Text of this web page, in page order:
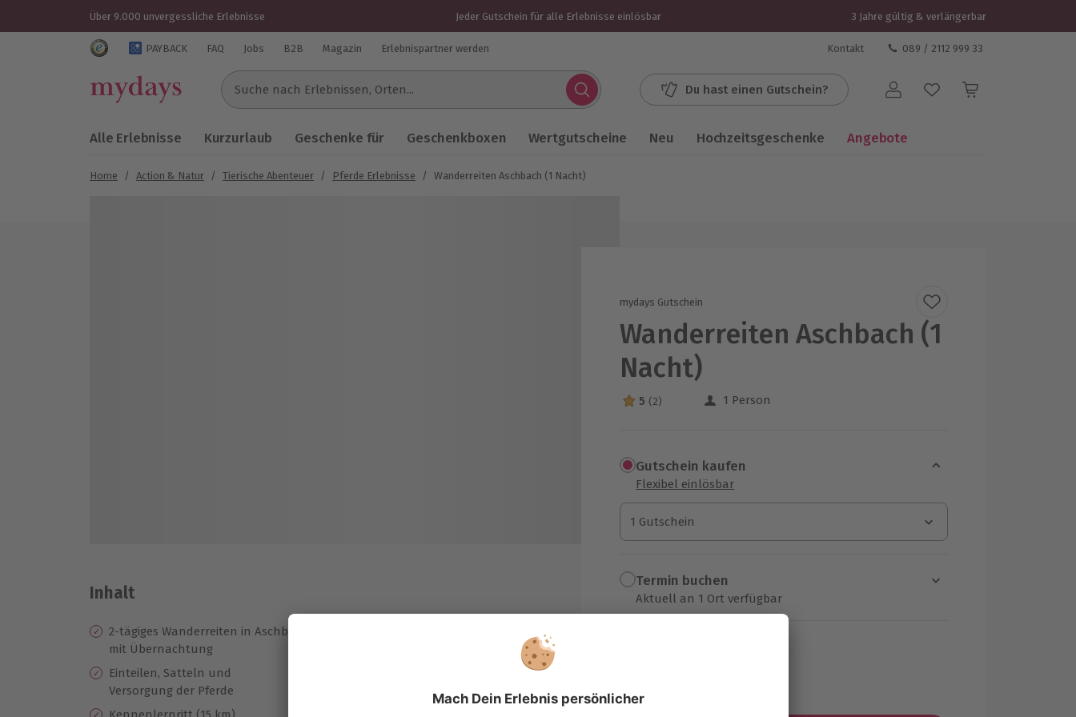
Über 9.000 unvergessliche Erlebnisse Jeder Gutschein für alle Erlebnisse einlösbar 3 Jahre gültig & verlängerbar
Trustedshops Bewertungen für mydays.de
PAYBACK FAQ Jobs B2B Magazin Erlebnispartner werden Kontakt 089 / 2112 999 33
Suche nach Erlebnissen...
Du hast einen Gutschein? Benutzerkonto
Alle Erlebnisse Kurzurlaub Geschenke für Geschenkboxen Wertgutscheine Neu Hochzeitsgeschenke Angebote
Home / Action & Natur / Tierische Abenteuer / Pferde Erlebnisse / Wanderreiten Aschbach (1 Nacht)
mydays Gutschein
Wanderreiten Aschbach (1
Nacht)
5 Sterne von 5 aus 2 Bewertungen
5 (2) 1 Person
Gutschein kaufen
Flexibel einlösbar
1 Gutschein
1 Gutschein
1 Gutschein
Termin buchen
Aktuell an 1 Ort verfügbar
Inhalt
2-tägiges Wanderreiten in Aschbach
mit Übernachtung
Einteilen, Satteln und
Versorgung der Pferde
Wanderreithütte im Doppelzimmer
oder in dem Wanderreitzimmer im